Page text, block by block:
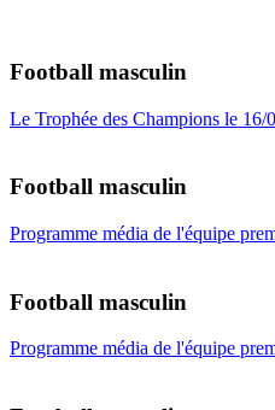
Football masculin
Le Trophée des Champions le 16/
Football masculin
Programme média de l'équipe
Football masculin
Programme média de l'équipe